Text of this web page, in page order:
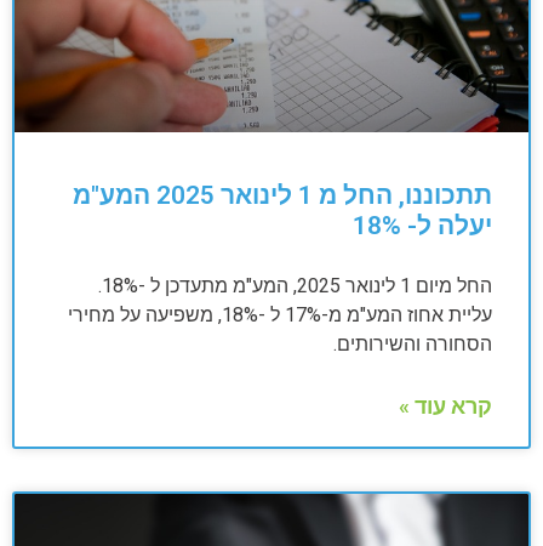
תתכוננו, החל מ 1 לינואר 2025 המע"מ
יעלה ל- 18%
החל מיום 1 לינואר 2025, המע"מ מתעדכן ל -18%.
עליית אחוז המע"מ מ-17% ל -18%, משפיעה על מחירי
הסחורה והשירותים.
קרא עוד »